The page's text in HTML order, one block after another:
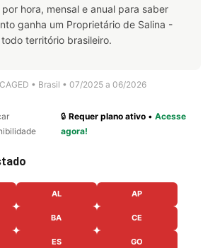
hora, mensal e anual para saber
ganha um Proprietário de Salina -
território brasileiro.
• Brasil • 07/2025 a 06/2026
🔒Requer plano ativo •Acesse
agora!
AL AP
BA CE
ES GO